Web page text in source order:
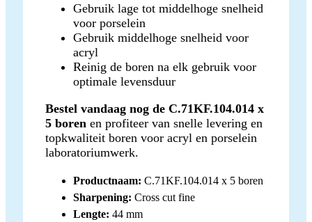
Gebruik lage tot middelhoge snelheid
voor porselein
Gebruik middelhoge snelheid voor
acryl
Reinig de boren na elk gebruik voor
optimale levensduur
Bestel vandaag nog de C.71KF.104.014 x
5 boren en profiteer van snelle levering en
topkwaliteit boren voor acryl en porselein
laboratoriumwerk.
Productnaam: C.71KF.104.014 x 5 boren
Sharpening: Cross cut fine
Lengte: 44 mm